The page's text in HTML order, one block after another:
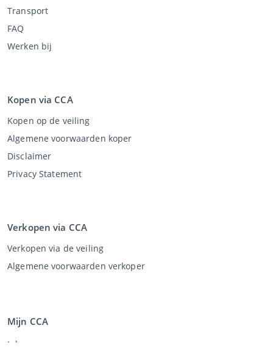
Transport
FAQ
Werken bij
Kopen via CCA
Kopen op de veiling
Algemene voorwaarden koper
Disclaimer
Privacy Statement
Verkopen via CCA
Verkopen via de veiling
Algemene voorwaarden verkoper
Mijn CCA
Inloggen